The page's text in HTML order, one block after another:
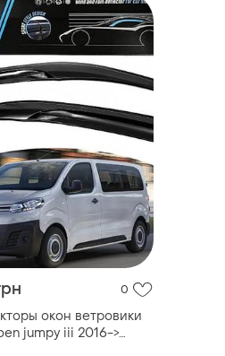
0
окон ветровики
jumpy iii 2016->